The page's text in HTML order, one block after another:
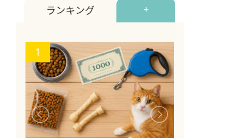
ランキング +
1